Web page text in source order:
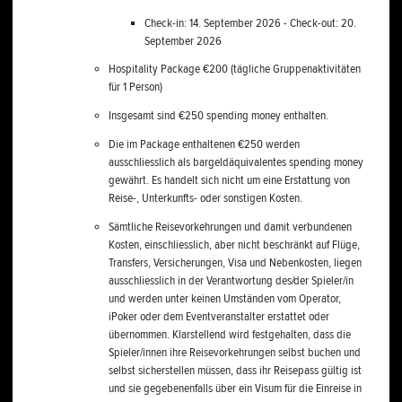
Check-in: 14. September 2026 - Check-out: 20.
September 2026
Hospitality Package €200 (tägliche Gruppenaktivitäten
für 1 Person)
Insgesamt sind €250 spending money enthalten.
Die im Package enthaltenen €250 werden
ausschliesslich als bargeldäquivalentes spending money
gewährt. Es handelt sich nicht um eine Erstattung von
Reise-, Unterkunfts- oder sonstigen Kosten.
Sämtliche Reisevorkehrungen und damit verbundenen
Kosten, einschliesslich, aber nicht beschränkt auf Flüge,
Transfers, Versicherungen, Visa und Nebenkosten, liegen
ausschliesslich in der Verantwortung des/der Spieler/in
und werden unter keinen Umständen vom Operator,
iPoker oder dem Eventveranstalter erstattet oder
übernommen. Klarstellend wird festgehalten, dass die
Spieler/innen ihre Reisevorkehrungen selbst buchen und
selbst sicherstellen müssen, dass ihr Reisepass gültig ist
und sie gegebenenfalls über ein Visum für die Einreise in